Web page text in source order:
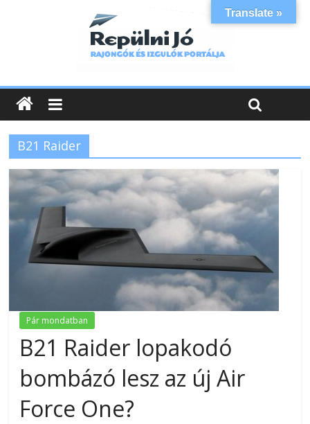
B21 Raider
Pár mondatban
B21 Raider lopakodó
bombázó lesz az új Air
Force One?
Translate »